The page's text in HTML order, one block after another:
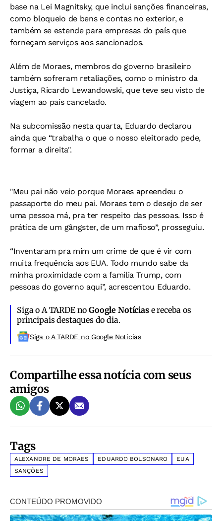
base na Lei Magnitsky, que inclui sanções financeiras,
como bloqueio de bens e contas no exterior, e
também se estende para empresas do país que
forneçam serviços aos sancionados.
Além de Moraes, membros do governo brasileiro
também sofreram retaliações, como o ministro da
Justiça, Ricardo Lewandowski, que teve seu visto de
viagem ao país cancelado.
Na subcomissão nesta quarta, Eduardo declarou
ainda que “trabalha o que o nosso eleitorado pede,
formar a direita".
"Meu pai não veio porque Moraes apreendeu o
passaporte do meu pai. Moraes tem o desejo de ser
uma pessoa má, pra ter respeito das pessoas. Isso é
prática de um gângster, de um mafioso”, prosseguiu.
“Inventaram pra mim um crime de que é vir com
muita frequência aos EUA. Todo mundo sabe da
minha proximidade com a família Trump, com
pessoas do governo aqui”, acrescentou Eduardo.
Siga o A TARDE noGoogle Notíciase receba os
principais destaques do dia.
Siga o A TARDE no Google Noticias
Compartilhe essa notícia com seus
amigos
Tags
ALEXANDRE DE MORAES EDUARDO BOLSONARO
EUA
SANÇÕES